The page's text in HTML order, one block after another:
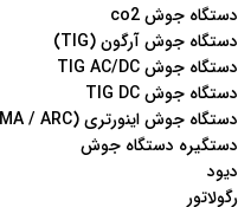
دستگاه جوش co2
دستگاه جوش آرگون (TIG)
دستگاه جوش TIG AC/DC
دستگاه جوش TIG DC
دستگاه جوش اینورتری (MMA / ARC)
دستگیره دستگاه جوش
دیود
رگولاتور